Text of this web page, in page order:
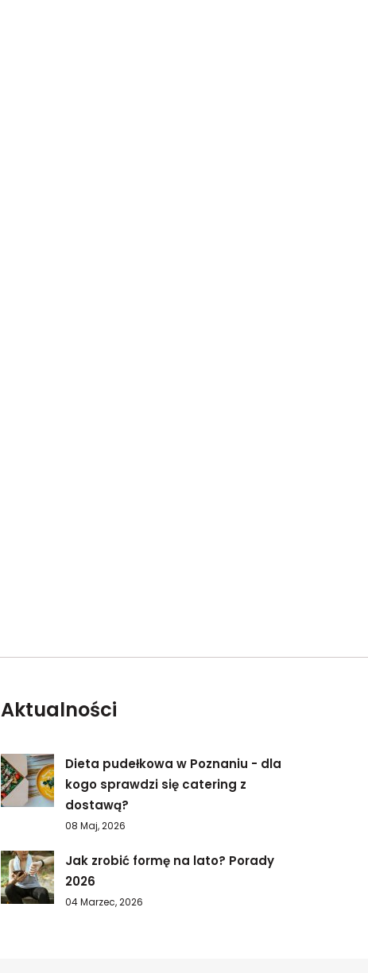
Aktualności
Dieta pudełkowa w Poznaniu - dla
kogo sprawdzi się catering z
dostawą?
08 Maj, 2026
Jak zrobić formę na lato? Porady
2026
04 Marzec, 2026